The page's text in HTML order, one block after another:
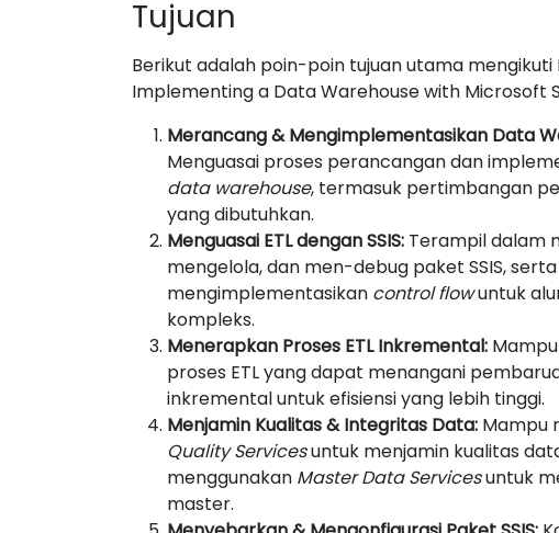
Tujuan
Berikut adalah poin-poin tujuan utama mengikuti
Implementing a Data Warehouse with Microsoft
Merancang & Mengimplementasikan Data
Menguasai proses perancangan dan
data warehouse, termasuk pertimbangan
yang dibutuhkan.
Menguasai ETL dengan SSIS: Terampil dalam
mengelola, dan men-debug paket SSIS,
mengimplementasikan control flowuntuk
kompleks.
Menerapkan Proses ETL Inkremental:
proses ETL yang dapat menangani
inkremental untuk efisiensi yang lebih tinggi.
Menjamin Kualitas & Integritas Data: Mampu
Quality Servicesuntuk menjamin kualitas
menggunakan Master Data Servicesuntuk
master.